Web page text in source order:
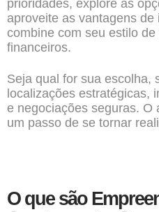
prioridades, explore as
aproveite as vantagens
combine com seu estilo
financeiros.
Seja qual for sua escolha,
localizações estratégicas,
e negociações seguras. O
um passo de se tornar
O que são